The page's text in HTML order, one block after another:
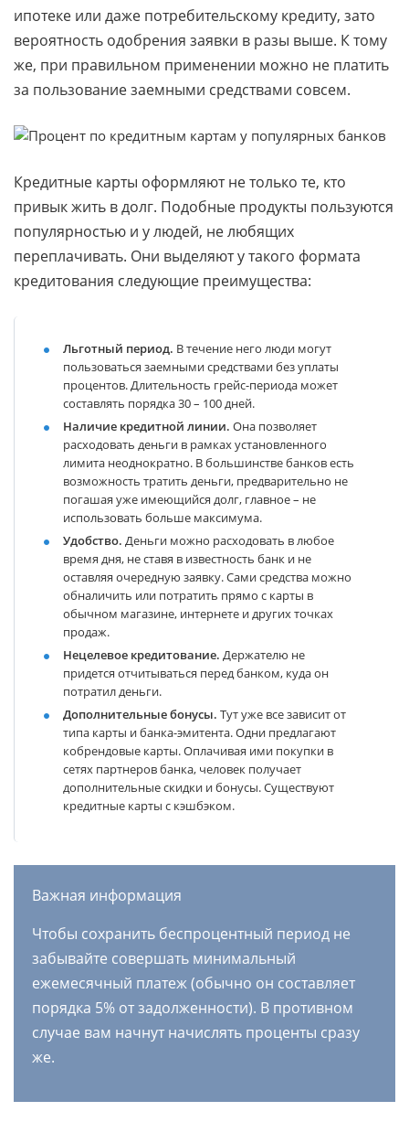
ипотеке или даже потребительскому кредиту, зато
вероятность одобрения заявки в разы выше. К тому
же, при правильном применении можно не платить
за пользование заемными средствами совсем.
Кредитные карты оформляют не только те, кто
привык жить в долг. Подобные продукты пользуются
популярностью и у людей, не любящих
переплачивать. Они выделяют у такого формата
кредитования следующие преимущества:
Льготный период. В течение него люди могут
пользоваться заемными средствами без уплаты
процентов. Длительность грейс-периода может
составлять порядка 30 – 100 дней.
Наличие кредитной линии. Она позволяет
расходовать деньги в рамках установленного
лимита неоднократно. В большинстве банков есть
возможность тратить деньги, предварительно не
погашая уже имеющийся долг, главное – не
использовать больше максимума.
Удобство. Деньги можно расходовать в любое
время дня, не ставя в известность банк и не
оставляя очередную заявку. Сами средства можно
обналичить или потратить прямо с карты в
обычном магазине, интернете и других точках
продаж.
Нецелевое кредитование. Держателю не
придется отчитываться перед банком, куда он
потратил деньги.
Дополнительные бонусы. Тут уже все зависит от
типа карты и банка-эмитента. Одни предлагают
кобрендовые карты. Оплачивая ими покупки в
сетях партнеров банка, человек получает
дополнительные скидки и бонусы. Существуют
кредитные карты с кэшбэком.
Важная информация
Чтобы сохранить беспроцентный период не
забывайте совершать минимальный
ежемесячный платеж (обычно он составляет
порядка 5% от задолженности). В противном
случае вам начнут начислять проценты сразу
же.